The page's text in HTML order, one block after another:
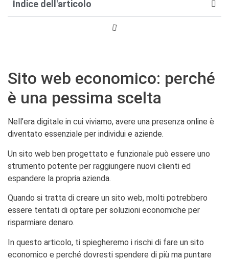
Indice dell'articolo
Sito web economico: perché
è una pessima scelta
Nell’era digitale in cui viviamo, avere una presenza online è
diventato essenziale per individui e aziende.
Un sito web ben progettato e funzionale può essere uno
strumento potente per raggiungere nuovi clienti ed
espandere la propria azienda.
Quando si tratta di creare un sito web, molti potrebbero
essere tentati di optare per soluzioni economiche per
risparmiare denaro.
In questo articolo, ti spiegheremo i rischi di fare un sito
economico e perché dovresti spendere di più ma puntare